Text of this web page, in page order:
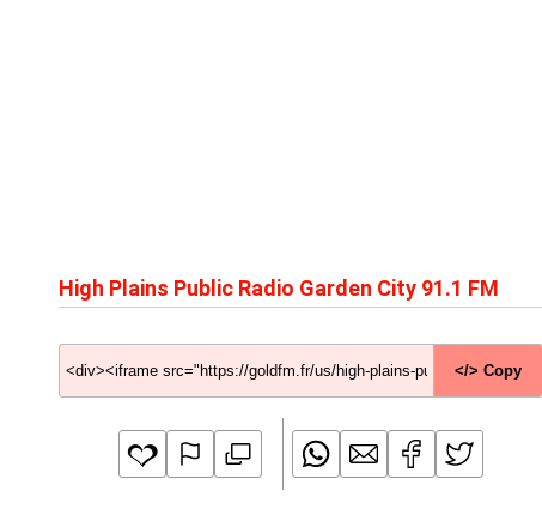
High Plains Public Radio Garden City 91.1 FM
</> Copy